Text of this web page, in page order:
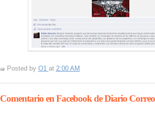
Posted by O1 at 2:00 AM
Comentario en Facebook de Diario Correo